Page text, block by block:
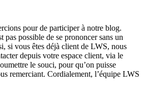
pour de participer à notre blog.
pas possible de se prononcer sans un
si vous êtes déjà client de LWS, nous
depuis votre espace client, via le
le souci, pour qu’on puisse
remerciant. Cordialement, l’équipe LWS